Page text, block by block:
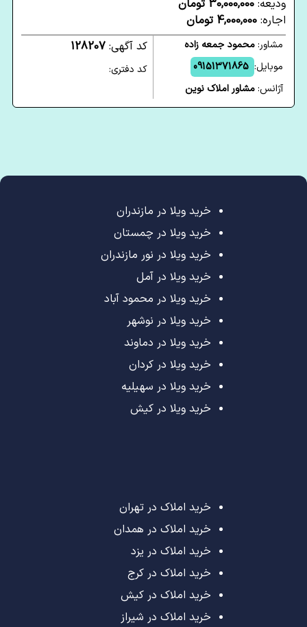
ودیعه: 30,000,000 تومان
اجاره: 4,000,000 تومان
مشاور:محمود جمعه زاده
موبایل: 09151371865
آژانس:مشاور املاک نوین
کد آگهی: 128207
کد دفتری:
خرید ویلا در مازندران
خرید ویلا در چمستان
خرید ویلا در نور مازندران
خرید ویلا در آمل
خرید ویلا در محمود آباد
خرید ویلا در نوشهر
خرید ویلا در دماوند
خرید ویلا در کردان
خرید ویلا در سهیلیه
خرید ویلا در کیش
خرید املاک در تهران
خرید املاک در همدان
خرید املاک در یزد
خرید املاک در کرج
خرید املاک در کیش
خرید املاک در شیراز